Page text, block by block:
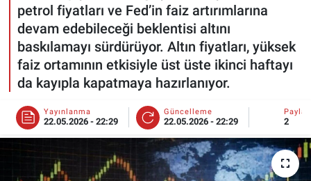
petrol fiyatları ve Fed’in faiz artırımlarına
devam edebileceği beklentisi altını
baskılamayı sürdürüyor. Altın fiyatları, yüksek
faiz ortamının etkisiyle üst üste ikinci haftayı
da kayıpla kapatmaya hazırlanıyor.
Yayınlanma
22.05.2026 - 22:29
Güncelleme
22.05.2026 - 22:29 2
KADIN
TEKNOLOJİ
YEMEK
ESKİŞEHİR NÖBETÇİ ECZANELER
Eskişehir Haber İçerikleri
Tüm Manşetler
Son Dakika Haberleri
Haber Arşivi